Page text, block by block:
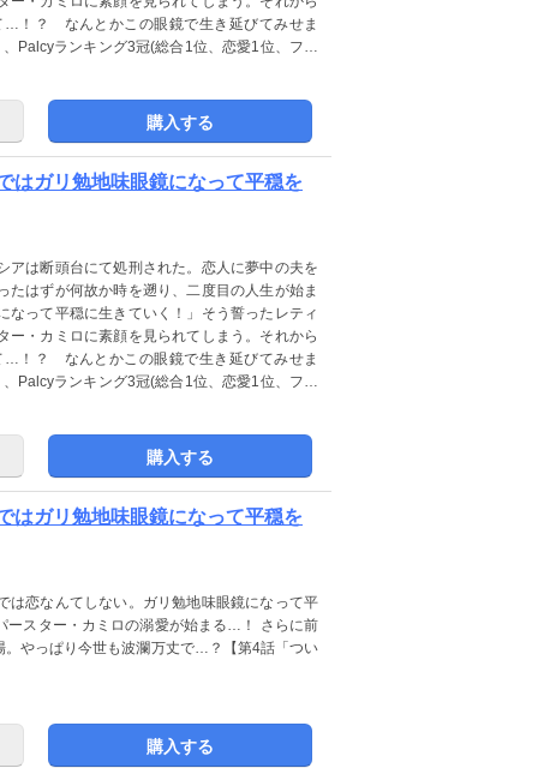
…！？ なんとかこの眼鏡で生き延びてみせま
Palcyランキング3冠(総合1位、恋愛1位、ファ
購入する
はガリ勉地味眼鏡になって平穏を
アは断頭台にて処刑された。恋人に夢中の夫を
はずが何故か時を遡り、二度目の人生が始ま
って平穏に生きていく！」そう誓ったレティ
・カミロに素顔を見られてしまう。それから
…！？ なんとかこの眼鏡で生き延びてみせま
Palcyランキング3冠(総合1位、恋愛1位、ファ
購入する
はガリ勉地味眼鏡になって平穏を
は恋なんてしない。ガリ勉地味眼鏡になって平
ースター・カミロの溺愛が始まる…！ さらに前
。やっぱり今世も波瀾万丈で…？【第4話「つい
購入する